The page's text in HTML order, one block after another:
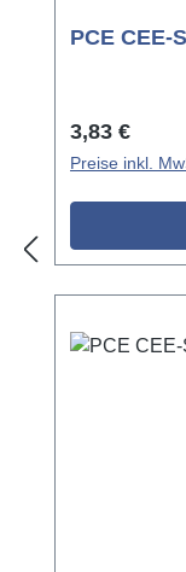
PCE CEE-
Regulärer
3,83 €
Preise inkl.